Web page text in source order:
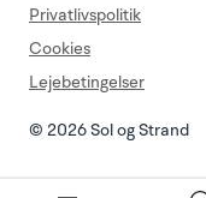
© 2026 Sol og Strand
Privatlivspolitik
Cookies
Lejebetingelser